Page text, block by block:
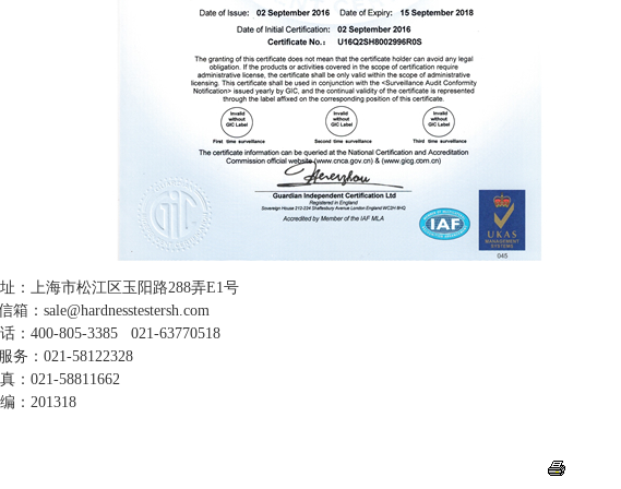
：上海市松江区玉阳路288弄E1号
箱：sale@hardnesstestersh.com
：400-805-3385 021-63770518
务：021-58122328
021-58811662
：201318